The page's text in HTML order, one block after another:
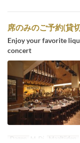
席のみのご予約(貸
Enjoy your favorite
concert
Dagen M, Di Maaltijden